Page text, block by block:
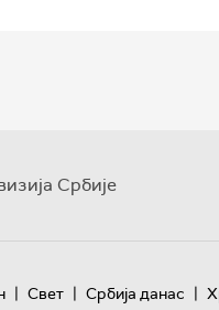
Србије
| Свет | Србија данас |